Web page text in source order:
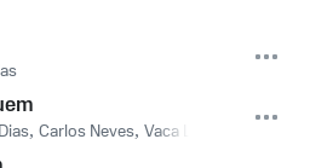
, Carlos Neves, Vaca Louca